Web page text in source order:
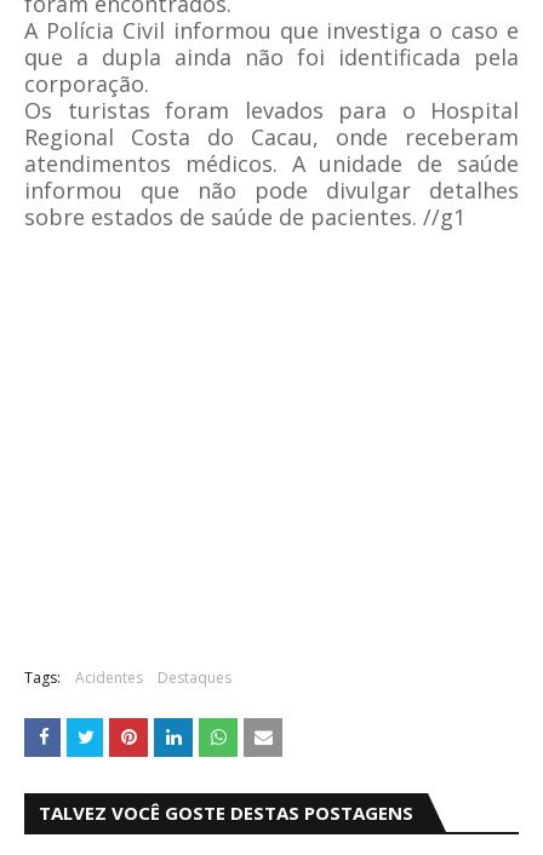
A Polícia Civil informou que investiga o caso e
que a dupla ainda não foi identificada pela
corporação.
Os turistas foram levados para o Hospital
Regional Costa do Cacau, onde receberam
atendimentos médicos. A unidade de saúde
informou que não pode divulgar detalhes
sobre estados de saúde de pacientes. //g1
Tags: Acidentes Destaques
TALVEZ VOCÊ GOSTE DESTAS POSTAGENS